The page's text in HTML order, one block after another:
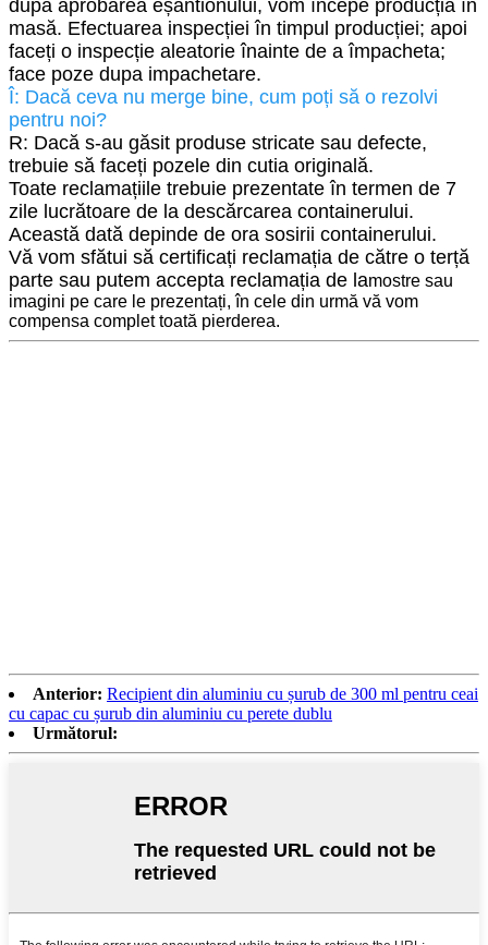
după aprobarea eșantionului, vom începe producția în
masă. Efectuarea inspecției în timpul producției; apoi
faceți o inspecție aleatorie înainte de a împacheta;
face poze dupa impachetare.
Î: Dacă ceva nu merge bine, cum poți să o rezolvi
pentru noi?
R: Dacă s-au găsit produse stricate sau defecte,
trebuie să faceți pozele din cutia originală.
Toate reclamațiile trebuie prezentate în termen de 7
zile lucrătoare de la descărcarea containerului.
Această dată depinde de ora sosirii containerului.
Vă vom sfătui să certificați reclamația de către o terță
parte sau putem accepta reclamația de lamostre sau
imagini pe care le prezentați, în cele din urmă vă vom
compensa complet toată pierderea.
Anterior: Recipient din aluminiu cu șurub de 300 ml pentru ceai
cu capac cu șurub din aluminiu cu perete dublu
Următorul: